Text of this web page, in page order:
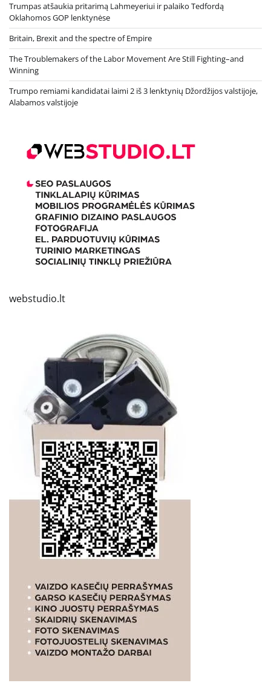
Trumpas atšaukia pritarimą Lahmeyeriui ir palaiko Tedfordą
Oklahomos GOP lenktynėse
Britain, Brexit and the spectre of Empire
The Troublemakers of the Labor Movement Are Still Fighting–and
Winning
Trumpo remiami kandidatai laimi 2 iš 3 lenktynių Džordžijos valstijoje,
Alabamos valstijoje
webstudio.lt